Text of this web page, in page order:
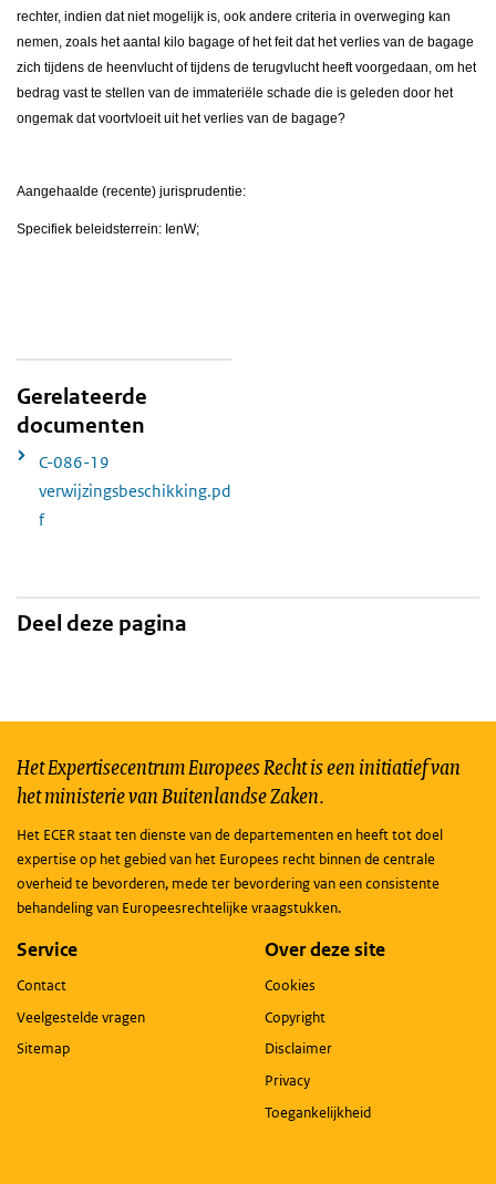
rechter, indien dat niet mogelijk is, ook andere criteria in overweging kan
nemen, zoals het aantal kilo bagage of het feit dat het verlies van de bagage
zich tijdens de heenvlucht of tijdens de terugvlucht heeft voorgedaan, om het
bedrag vast te stellen van de immateriële schade die is geleden door het
ongemak dat voortvloeit uit het verlies van de bagage?
Aangehaalde (recente) jurisprudentie:
Specifiek beleidsterrein: IenW;
Gerelateerde
documenten
C-086-19
verwijzingsbeschikking.pd
f
Deel deze pagina
Het Expertisecentrum Europees Recht is een initiatief van
het ministerie van Buitenlandse Zaken.
Het ECER staat ten dienste van de departementen en heeft tot doel
expertise op het gebied van het Europees recht binnen de centrale
overheid te bevorderen, mede ter bevordering van een consistente
behandeling van Europeesrechtelijke vraagstukken.
Service
Contact
Veelgestelde vragen
Sitemap
Over deze site
Cookies
Copyright
Disclaimer
Privacy
Toegankelijkheid